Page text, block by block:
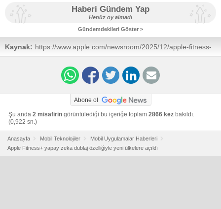
Haberi Gündem Yap
Henüz oy almadı
Gündemdekileri Göster >
Kaynak: https://www.apple.com/newsroom/2025/12/apple-fitness-
plus-expands-to-28-new-markets/
Abone ol
Şu anda 2 misafirin görüntülediği bu içeriğe toplam 2866 kez bakıldı.
(0,922 sn.)
Anasayfa Mobil Teknolojiler
Mobil Uygulamalar Haberleri
Apple Fitness+ yapay zeka dublaj özelliğiyle yeni ülkelere açıldı